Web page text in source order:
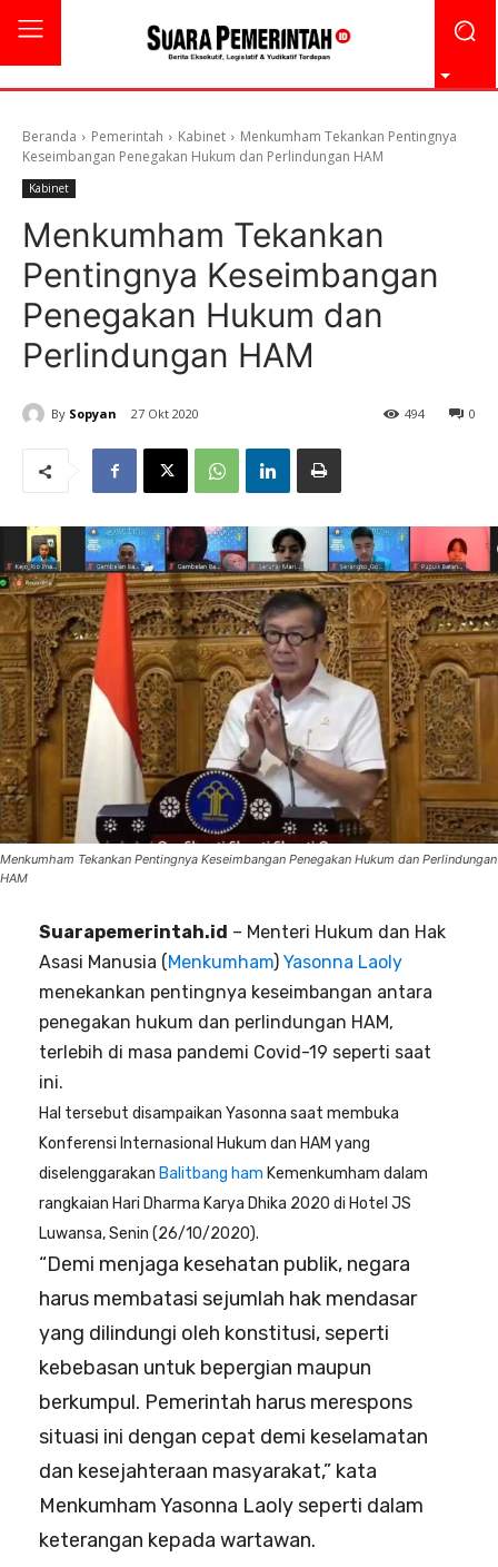
Beranda Pemerintah Kabinet
Menkumham Tekankan Pentingnya
Keseimbangan Penegakan Hukum dan Perlindungan HAM
Kabinet
Menkumham Tekankan
Pentingnya Keseimbangan
Penegakan Hukum dan
Perlindungan HAM
By Sopyan 27 Okt 2020 0
494
Menkumham Tekankan Pentingnya Keseimbangan Penegakan Hukum dan Perlindungan
HAM
Suarapemerintah.id – Menteri Hukum dan Hak
Asasi Manusia ( Menkumham) Yasonna Laoly
menekankan pentingnya keseimbangan antara
penegakan hukum dan perlindungan HAM,
terlebih di masa pandemi Covid-19 seperti saat
ini.
Hal tersebut disampaikan Yasonna saat membuka
Konferensi Internasional Hukum dan HAM yang
diselenggarakan Balitbang ham Kemenkumham dalam
rangkaian Hari Dharma Karya Dhika 2020 di Hotel JS
Luwansa, Senin (26/10/2020).
“Demi menjaga kesehatan publik, negara
harus membatasi sejumlah hak mendasar
yang dilindungi oleh konstitusi, seperti
kebebasan untuk bepergian maupun
berkumpul. Pemerintah harus merespons
situasi ini dengan cepat demi keselamatan
dan kesejahteraan masyarakat,” kata
Menkumham Yasonna Laoly seperti dalam
keterangan kepada wartawan.